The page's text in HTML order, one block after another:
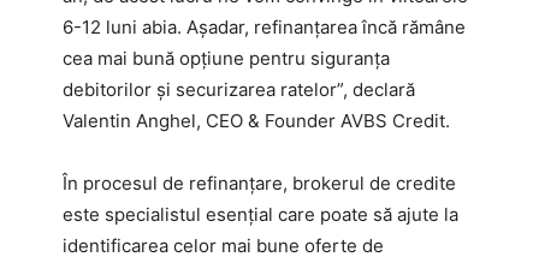
6-12 luni abia. Așadar, refinanțarea încă rămâne
cea mai bună opțiune pentru siguranța
debitorilor și securizarea ratelor”, declară
Valentin Anghel, CEO & Founder AVBS Credit.
În procesul de refinanțare, brokerul de credite
este specialistul esențial care poate să ajute la
identificarea celor mai bune oferte de